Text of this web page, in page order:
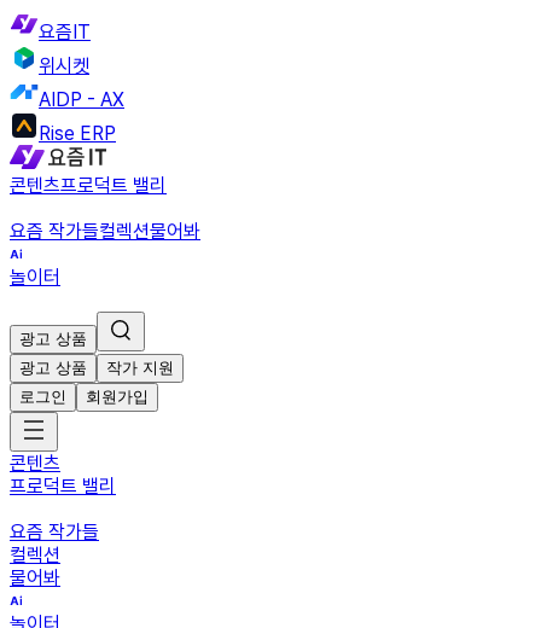
요즘IT
위시켓
AIDP - AX
Rise ERP
콘텐츠프로덕트 밸리
요즘 작가들컬렉션물어봐
놀이터
광고 상품
광고 상품
작가 지원
로그인
회원가입
콘텐츠
프로덕트 밸리
요즘 작가들
컬렉션
물어봐